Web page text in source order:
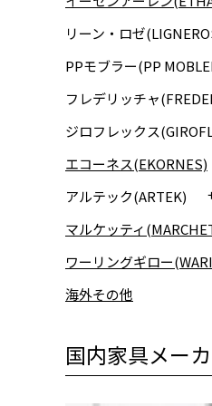
リーン・ロゼ
PPモブラー(PP
フレデリッチャ
ジロフレックス
エコーネス(EKORNES)
アルテック(ARTEK)
マルケッティ
ワーリングギロー
海外その他
国内家具メー